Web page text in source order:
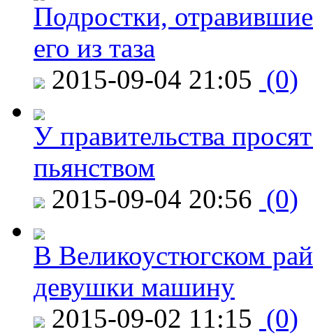
Подростки,
его из таза
2015-09-04 21:05 (0)
У правительства
пьянством
2015-09-04 20:56 (0)
В Великоустюгском
девушки машину
2015-09-02 11:15 (0)